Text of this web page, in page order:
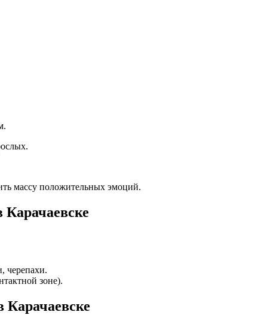
массу положительных эмоций.
черепахи.
зоне).